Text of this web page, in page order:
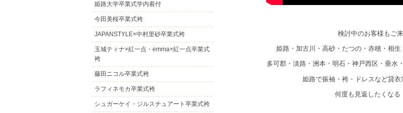
検討中のお客様もご
姫路・加古川・高砂・たつの・赤穂・相
多可郡・淡路・洲本・明石・神戸西区・垂水
姫路で振袖・袴・ドレスなど貸
何度も見返したくな
姫路大学卒業式学内着付
今田美桜卒業式袴
JAPANSTYLE×中村里砂卒業式袴
玉城ティナ×紅一点・emma×紅一点卒業式
袴
藤田ニコル卒業式袴
ラフィネモカ卒業式袴
シュガーケイ・ジルスチュアート卒業式袴